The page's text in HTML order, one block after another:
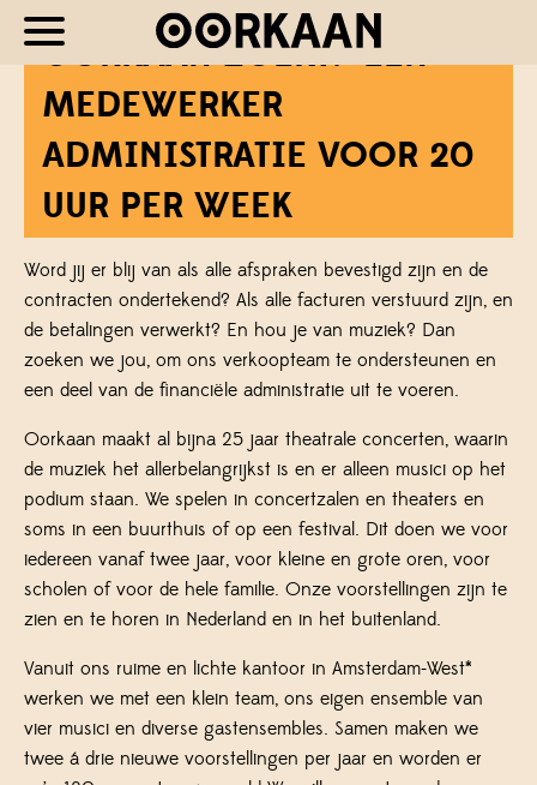
OORKAAN ZOEKT: EEN
MEDEWERKER
ADMINISTRATIE VOOR 20
UUR PER WEEK
Word jij er blij van als alle afspraken bevestigd zijn en de
contracten ondertekend? Als alle facturen verstuurd zijn, en
de betalingen verwerkt? En hou je van muziek? Dan
zoeken we jou, om ons verkoopteam te ondersteunen en
een deel van de financiële administratie uit te voeren.
Oorkaan maakt al bijna 25 jaar theatrale concerten, waarin
de muziek het allerbelangrijkst is en er alleen musici op het
podium staan. We spelen in concertzalen en theaters en
soms in een buurthuis of op een festival. Dit doen we voor
iedereen vanaf twee jaar, voor kleine en grote oren, voor
scholen of voor de hele familie. Onze voorstellingen zijn te
zien en te horen in Nederland en in het buitenland.
Vanuit ons ruime en lichte kantoor in Amsterdam-West*
werken we met een klein team, ons eigen ensemble van
vier musici en diverse gastensembles. Samen maken we
twee á drie nieuwe voorstellingen per jaar en worden er